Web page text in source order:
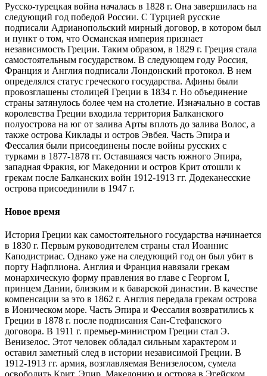
Русско-турецкая война началась в 1828 г. Она завершилась на
следующий год победой России. С Турцией русские
подписали Адрианопольский мирный договор, в котором был
и пункт о том, что Османская империя признает
независимость Греции. Таким образом, в 1829 г. Греция стала
самостоятельным государством. В следующем году Россия,
Франция и Англия подписали Лондонский протокол. В нем
определялся статус греческого государства. Афины были
провозглашены столицей Греции в 1834 г. Но объединение
страны затянулось более чем на столетие. Изначально в состав
королевства Греции входила территория Балканского
полуострова на юг от залива Арты вплоть до залива Волос, а
также острова Киклады и остров Эвбея. Часть Эпира и
Фессалия были присоединены после войны русских с
турками в 1877-1878 гг. Оставшаяся часть южного Эпира,
западная Фракия, юг Македонии и остров Крит отошли к
грекам после Балканских войн 1912-1913 гг. Додеканесские
острова присоединили в 1947 г.
Новое время
История Греции как самостоятельного государства начинается
в 1830 г. Первым руководителем страны стал Иоаннис
Каподистриас. Однако уже на следующий год он был убит в
порту Нафплиона. Англия и Франция навязали грекам
монархическую форму правления во главе с Георгом I,
принцем Дании, близким и к баварской династии. В качестве
компенсации за это в 1862 г. Англия передала грекам острова
в Ионическом море. Часть Эпира и Фессалия возвратились к
Греции в 1878 г. после подписания Сан-Стефанского
договора. В 1911 г. премьер-министром Греции стал Э.
Венизелос. Этот человек обладал сильным характером и
оставил заметный след в истории независимой Греции. В
1912-1913 гг. армия, возглавляемая Венизелосом, сумела